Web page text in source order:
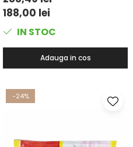
188,00 lei
IN STOC
Adauga in cos
-24%